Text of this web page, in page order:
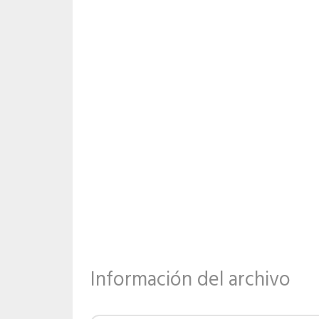
Información del archivo